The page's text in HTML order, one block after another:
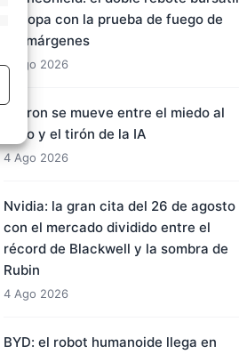
se topa con la prueba de fuego de
los márgenes
4 Ago 2026
Micron se mueve entre el miedo al
ciclo y el tirón de la IA
4 Ago 2026
Nvidia: la gran cita del 26 de agosto
con el mercado dividido entre el
récord de Blackwell y la sombra de
Rubin
4 Ago 2026
BYD: el robot humanoide llega en